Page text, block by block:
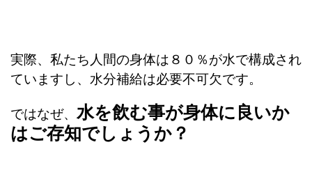
実際、私たち人間の身体は８０％が水で構成され
ていますし、水分補給は必要不可欠です。
ではなぜ、水を飲む事が身体に良いか
はご存知でしょうか？